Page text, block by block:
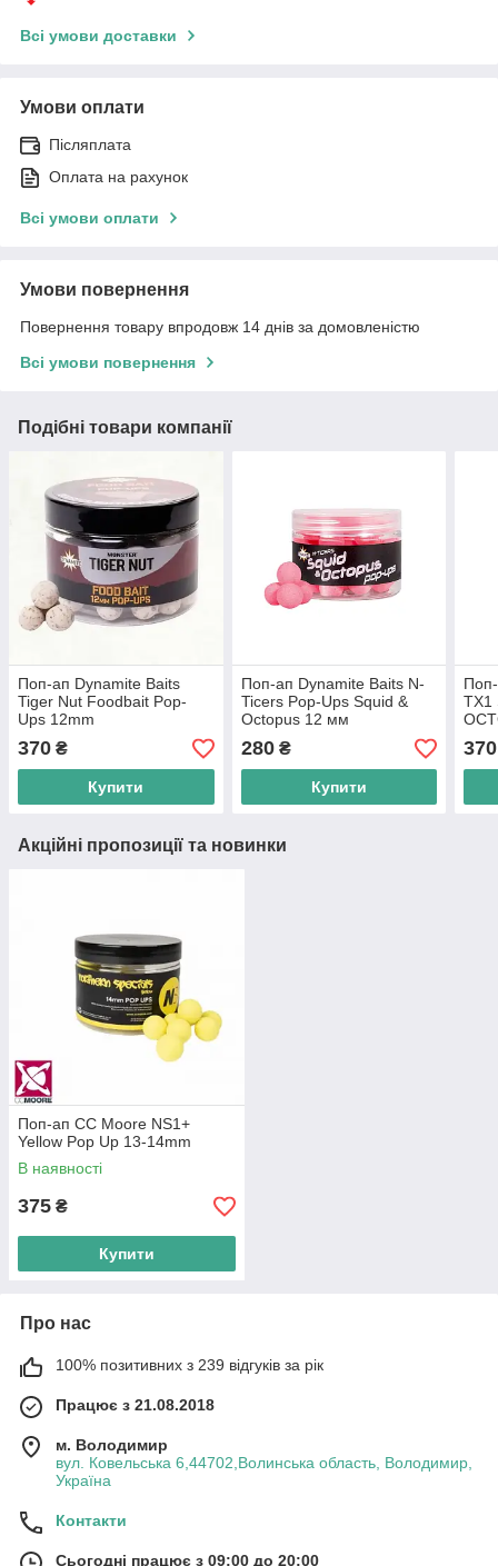
Всі умови доставки
Умови оплати
Післяплата
Оплата на рахунок
Всі умови оплати
Умови повернення
Повернення товару впродовж 14 днів за домовленістю
Всі умови повернення
Подібні товари компанії
Поп-ап Dynamite Baits
Tiger Nut Foodbait Pop-
Ups 12mm
370 ₴
Купити
Поп-ап Dynamite Baits N-
Ticers Pop-Ups Squid &
Octopus 12 мм
280₴
Купити
TX1
370
Акційні пропозиції та новинки
Поп-ап CC Moore NS1+
Yellow Pop Up 13-14mm
В наявності
375 ₴
Купити
Про нас
100% позитивних з 239 відгуків за рік
Працює з 21.08.2018
м. Володимир
вул. Ковельська 6,44702,Волинська область, Володимир,
Україна
Контакти
Сьогодні працює з 09:00 до 20:00